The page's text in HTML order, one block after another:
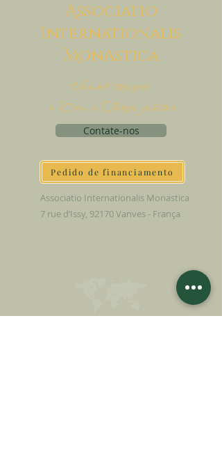
Associatio
Internationalis
MonAstica
Vamos trazer
o Céu à Terra juntos
Contate-nos
Pedido de financiamento
Associatio Internationalis Monastica
7 rue d’Issy, 92170 Vanves - França